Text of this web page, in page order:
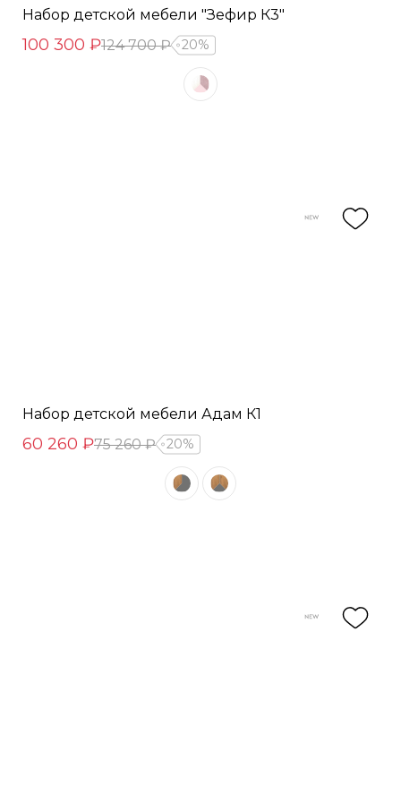
Набор детской мебели "Зефир К3"
100 300 ₽124 700 ₽ 20%
Набор детской мебели Адам К1
60 260 ₽75 260 ₽ 20%